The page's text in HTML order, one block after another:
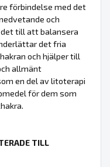
förbindelse med det
och
till att balansera
det fria
och hjälper till
allmänt
en del av litoterapi
för dem som
TILL